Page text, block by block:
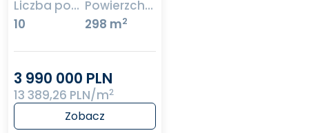
Liczba pokoi
10
Powierzchnia
298 m2
3 990 000 PLN
13 389,26 PLN/m2
Zobacz